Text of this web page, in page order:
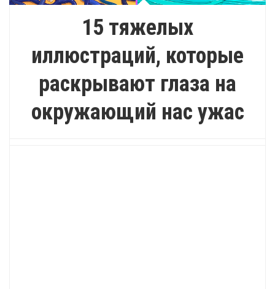
15 тяжелых
иллюстраций, которые
раскрывают глаза на
окружающий нас ужас